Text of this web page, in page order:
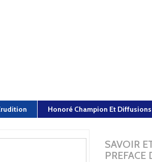
Honoré Champion Et Diffusions
SAVOIR
PREFACE